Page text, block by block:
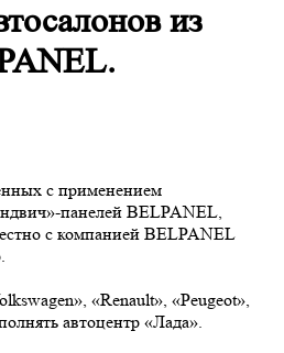
из
с применением
панелей BELPANEL,
с компанией BELPANEL
«Renault», «Peugeot»,
автоцентр «Лада».